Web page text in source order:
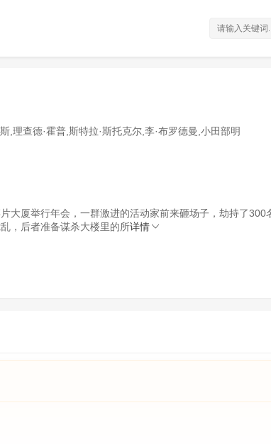
,理查德·霍普,斯特拉·斯托克尔,李·布罗德曼,小田部明
大厦举行年会，一群激进的活动家前来砸场子，劫持了300
，后者准备谋杀大楼里的所详情